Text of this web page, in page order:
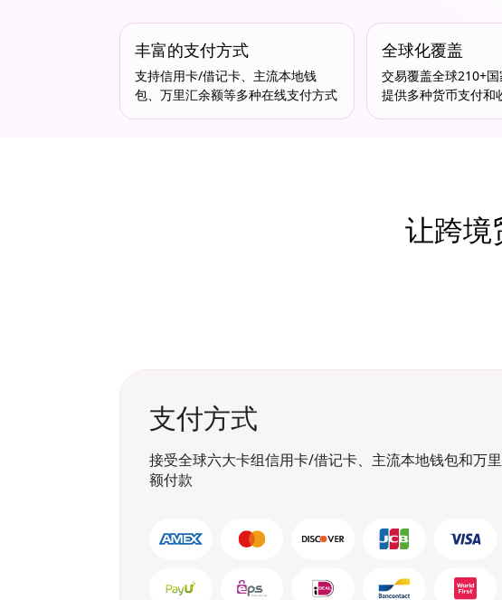
丰富的支付方式
支持信用卡/借记卡、主流本地钱
包、万里汇余额等多种在线支付方式
全球化覆盖
交易覆盖全球210+国
提供多种货币支付和
让跨境
支付方式
接受全球六大卡组信用卡/借记卡、主流本地钱包和万
额付款